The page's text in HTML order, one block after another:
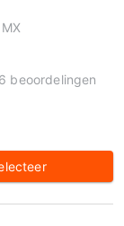
6 beoordelingen